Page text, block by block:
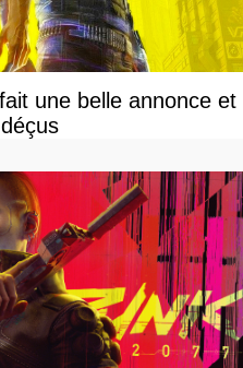
une belle annonce et